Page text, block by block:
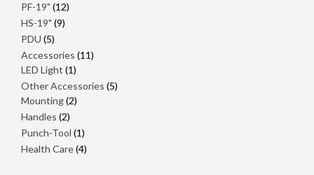
PF-19" 1212
HS-19" 99
PDU 55
สินค้า
Accessories 1111
LED Light 11
สินค้า
Other Accessories 55
Mounting 22
Handles 22
สินค้า
Punch-Tool 11
สินค้า
Health Care 44